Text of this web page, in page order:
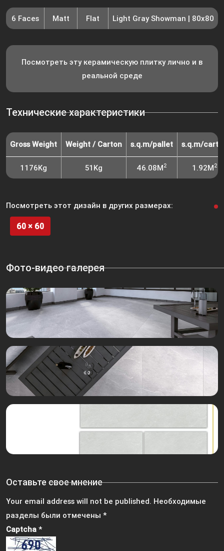
6 Faces Matt Flat Light Gray Showman | 80x80
Посмотреть эту керамическую плитку лично и в
реальной среде
Технические характеристики
Gross Weight Weight / Carton s.q.m/pallet s.q.m/
1176Kg 51Kg 46.08M2 1.92M2
Посмотреть этот дизайн в других размерах:
60 × 60
Фото-видео галерея
Оставьте свое мнение
Your email address will not be published. Необходимые
разделы были отмечены *
Captcha *